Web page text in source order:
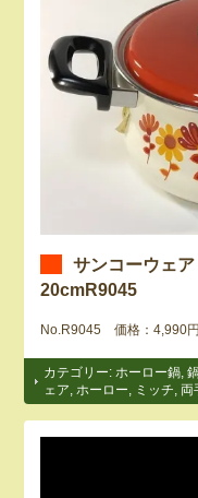
サンコーウェ
20cmR9045
No.R9045 価格：4,990
カテゴリー:ホーロー鍋,
ェア,ホーロー, ミッチ, 両